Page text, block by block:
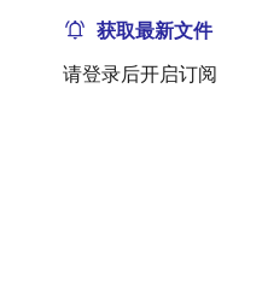
获取最新文件
请登录后开启订阅